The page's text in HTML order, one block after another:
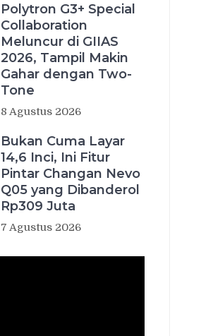
Polytron G3+ Special
Collaboration
Meluncur di GIIAS
2026, Tampil Makin
Gahar dengan Two-
Tone
8 Agustus 2026
Bukan Cuma Layar
14,6 Inci, Ini Fitur
Pintar Changan Nevo
Q05 yang Dibanderol
Rp309 Juta
7 Agustus 2026